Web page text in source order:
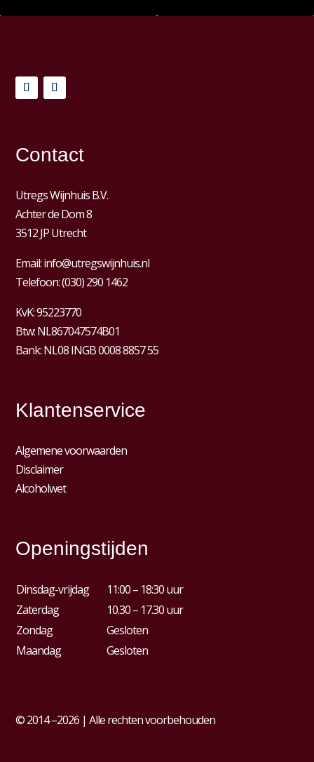
Contact
Utregs Wijnhuis B.V.
Achter de Dom 8
3512 JP Utrecht
Email:info@utregswijnhuis.nl
Telefoon:(030) 290 1462
KvK:95223770
Btw:NL867047574B01
Bank: NL08 INGB 0008 8857 55
Klantenservice
Algemene voorwaarden
Disclaimer
Alcoholwet
Openingstijden
Dinsdag-vrijdag
11:00 – 18:30 uur
Zaterdag
10.30 – 17.30 uur
Zondag
Gesloten
Maandag
Gesloten
© 2014 –2026 | Alle rechten voorbehouden